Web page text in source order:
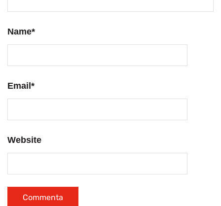
Name*
Email *
Website